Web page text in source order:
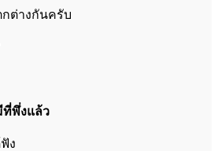
ต่างกันครับ
ที่พึ่งแล้ว
ง